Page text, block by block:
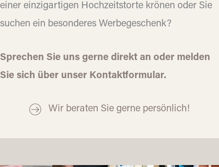
einer einzigartigen Hochzeitstorte krönen oder Sie
suchen ein besonderes Werbegeschenk?
Sprechen Sie uns gerne direkt an oder melden
Sie sich über unser Kontaktformular.
Wir beraten Sie gerne persönlich!